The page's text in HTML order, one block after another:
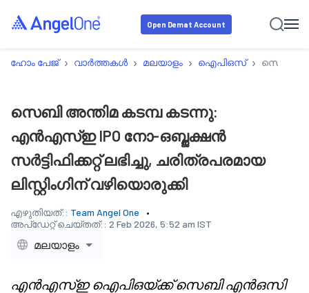
Open Demat Account
ഹോം പേജ് › വാർത്തകൾ › മലയാളം › ഐപിഒസ് › സെബി
സെബി അന്തിമ കടമ്പ കടന്നു:
എൻഎസ്ഇ IPO നോ-ഒബ്ജക്ഷൻ
സർട്ടിഫിക്കറ്റ് ലഭിച്ചു, ചരിത്രപരമായ
ലിസ്റ്റിംഗിന് വഴിയൊരുക്കി
എഴുതിയത്:: Team Angel One
അപ്‌ഡേറ്റ് ചെയ്തത്:: 2 Feb 2026, 5:52 am IST
മലയാളം
എൻ‌എസ്‌ഇ ഐ‌പി‌ഒയ്ക്ക് സെബി എൻ‌ഒ‌സി